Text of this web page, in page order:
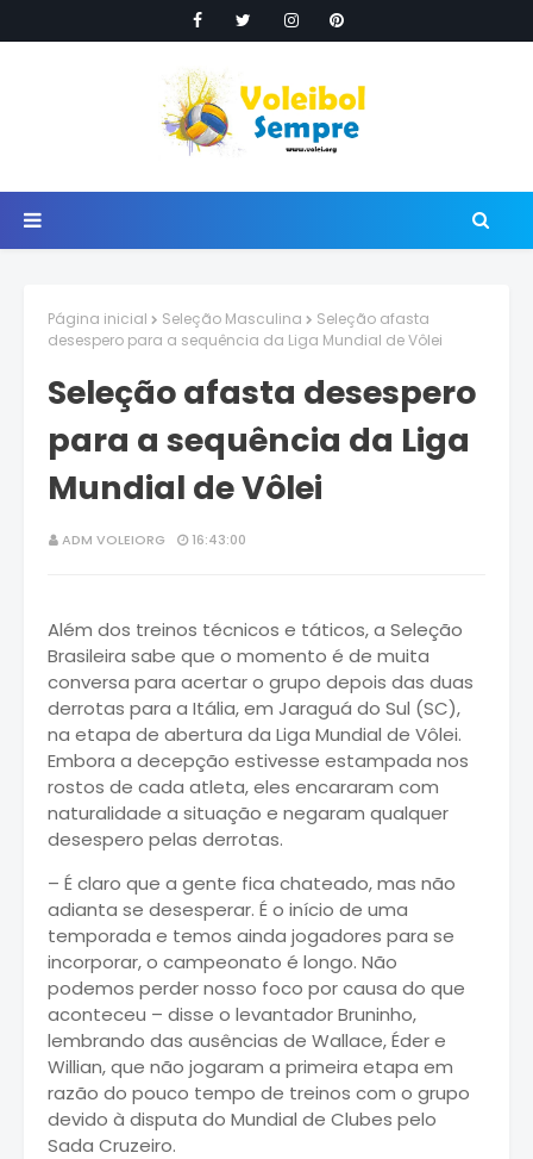
Página inicial Seleção Masculina
Seleção afasta
desespero para a sequência da Liga Mundial de Vôlei
Seleção afasta desespero
para a sequência da Liga
Mundial de Vôlei
ADM VOLEIORG 16:43:00
Além dos treinos técnicos e táticos, a Seleção
Brasileira sabe que o momento é de muita
conversa para acertar o grupo depois das duas
derrotas para a Itália, em Jaraguá do Sul (SC),
na etapa de abertura da Liga Mundial de Vôlei.
Embora a decepção estivesse estampada nos
rostos de cada atleta, eles encararam com
naturalidade a situação e negaram qualquer
desespero pelas derrotas.
– É claro que a gente fica chateado, mas não
adianta se desesperar. É o início de uma
temporada e temos ainda jogadores para se
incorporar, o campeonato é longo. Não
podemos perder nosso foco por causa do que
aconteceu – disse o levantador Bruninho,
lembrando das ausências de Wallace, Éder e
Willian, que não jogaram a primeira etapa em
razão do pouco tempo de treinos com o grupo
devido à disputa do Mundial de Clubes pelo
Sada Cruzeiro.